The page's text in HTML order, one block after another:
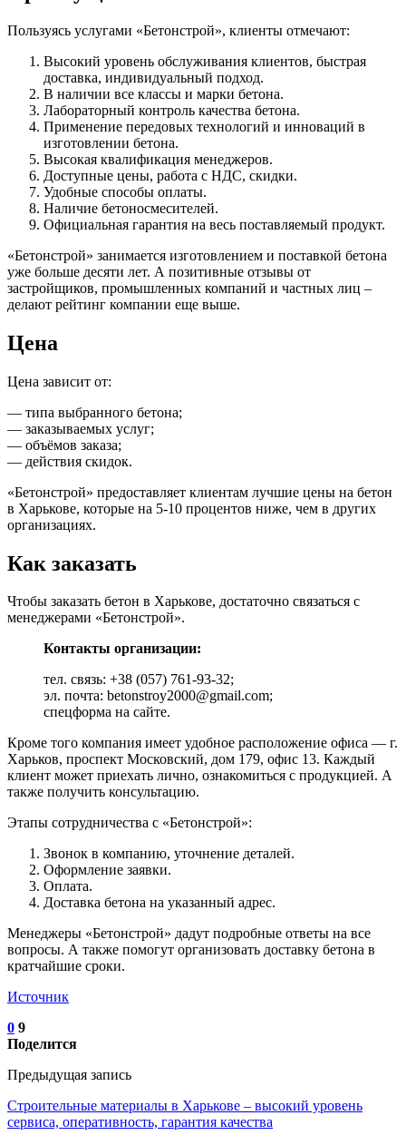
Пользуясь услугами «Бетонстрой», клиенты отмечают:
Высокий уровень обслуживания клиентов, быстрая
доставка, индивидуальный подход.
В наличии все классы и марки бетона.
Лабораторный контроль качества бетона.
Применение передовых технологий и инноваций в
изготовлении бетона.
Высокая квалификация менеджеров.
Доступные цены, работа с НДС, скидки.
Удобные способы оплаты.
Наличие бетоносмесителей.
Официальная гарантия на весь поставляемый продукт.
«Бетонстрой» занимается изготовлением и поставкой бетона
уже больше десяти лет. А позитивные отзывы от
застройщиков, промышленных компаний и частных лиц –
делают рейтинг компании еще выше.
Цена
Цена зависит от:
— типа выбранного бетона;
— заказываемых услуг;
— объёмов заказа;
— действия скидок.
«Бетонстрой» предоставляет клиентам лучшие цены на бетон
в Харькове, которые на 5-10 процентов ниже, чем в других
организациях.
Как заказать
Чтобы заказать бетон в Харькове, достаточно связаться с
менеджерами «Бетонстрой».
Контакты организации:
тел. связь: +38 (057) 761-93-32;
эл. почта: betonstroy2000@gmail.com;
спецформа на сайте.
Кроме того компания имеет удобное расположение офиса — г.
Харьков, проспект Московский, дом 179, офис 13. Каждый
клиент может приехать лично, ознакомиться с продукцией. А
также получить консультацию.
Этапы сотрудничества с «Бетонстрой»:
Звонок в компанию, уточнение деталей.
Оформление заявки.
Оплата.
Доставка бетона на указанный адрес.
Менеджеры «Бетонстрой» дадут подробные ответы на все
вопросы. А также помогут организовать доставку бетона в
кратчайшие сроки.
Источник
0 9
Поделится
Предыдущая запись
Строительные материалы в Харькове – высокий уровень
сервиса, оперативность, гарантия качества